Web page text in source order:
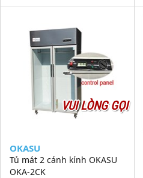
VUI LÒNG GỌI
OKASU
Tủ mát 2 cánh kính OKASU
OKA-2CK